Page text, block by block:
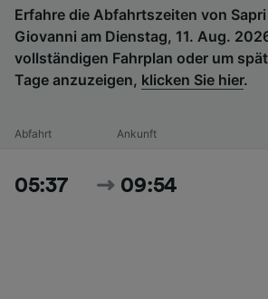
Erfahre die Abfahrtszeiten von
Giovanni am Dienstag, 11. Aug.
vollständigen Fahrplan oder um
Tage anzuzeigen, klicken Sie hier.
Abfahrt Ankunft
05:37 09:54